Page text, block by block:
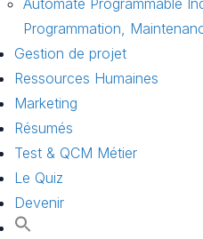
Programmation,
Gestion de projet
Ressources Humaines
Marketing
Résumés
Test & QCM Métier
Le Quiz
Devenir